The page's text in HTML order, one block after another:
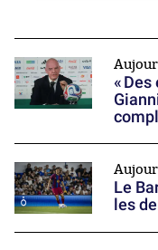
«
Le
les